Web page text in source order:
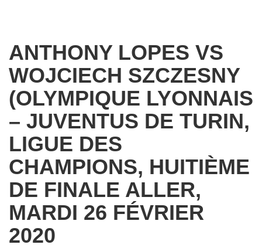
ANTHONY LOPES VS
WOJCIECH SZCZESNY
(OLYMPIQUE LYONNAIS
– JUVENTUS DE TURIN,
LIGUE DES
CHAMPIONS, HUITIÈME
DE FINALE ALLER,
MARDI 26 FÉVRIER
2020